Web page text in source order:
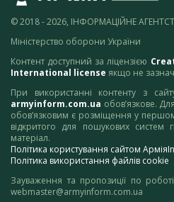
© 2018 - 2026, ІНФОРМАЦІЙНЕ
Міністерство оборони України
Контент доступний за ліцензією
International license якщо не
При використанні контенту з
armyinform.com.ua обов’язкове.
обов’язковим є розміщення у
відкритого для пошукових систем
матеріал.
Політика користування сайтом
Політика використання файлів cookie
Зауваження та пропозиції по
webmaster@armyinform.com.ua